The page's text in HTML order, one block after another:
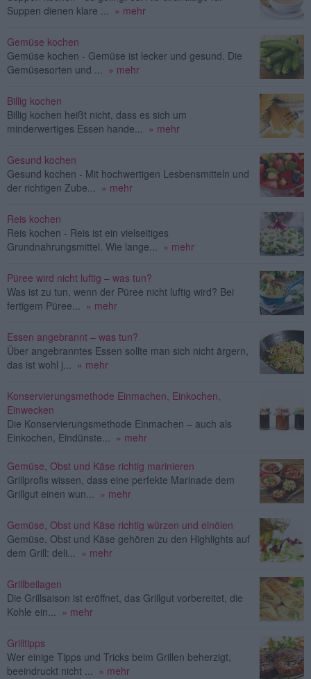
Suppen dienen klare ... » mehr
Gemüse kochen
Gemüse kochen - Gemüse ist lecker und gesund. Die
Gemüsesorten und ... » mehr
Billig kochen
Billig kochen heißt nicht, dass es sich um
minderwertiges Essen hande... » mehr
Gesund kochen
Gesund kochen - Mit hochwertigen Lesbensmitteln und
der richtigen Zube... » mehr
Reis kochen
Reis kochen - Reis ist ein vielseitiges
Grundnahrungsmittel. Wie lange... » mehr
Püree wird nicht luftig – was tun?
Was ist zu tun, wenn der Püree nicht luftig wird? Bei
fertigem Püree... » mehr
Essen angebrannt – was tun?
Über angebranntes Essen sollte man sich nicht ärgern,
das ist wohl j... » mehr
Konservierungsmethode Einmachen, Einkochen,
Einwecken
Die Konservierungsmethode Einmachen – auch als
Einkochen, Eindünste... » mehr
Gemüse, Obst und Käse richtig marinieren
Grillprofis wissen, dass eine perfekte Marinade dem
Grillgut einen wun... » mehr
Gemüse, Obst und Käse richtig würzen und einölen
Gemüse, Obst und Käse gehören zu den Highlights auf
dem Grill: deli... » mehr
Grillbeilagen
Die Grillsaison ist eröffnet, das Grillgut vorbereitet, die
Kohle ein... » mehr
Grilltipps
Wer einige Tipps und Tricks beim Grillen beherzigt,
beeindruckt nicht ... » mehr